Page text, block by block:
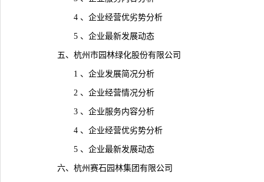
4 、企业经营优劣势分析
5 、企业最新发展动态
五、杭州市园林绿化股份有限公司
1 、企业发展简况分析
2 、企业经营情况分析
3 、企业服务内容分析
4 、企业经营优劣势分析
5 、企业最新发展动态
六、杭州赛石园林集团有限公司